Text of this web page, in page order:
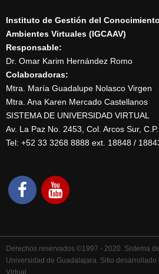
Instituto de Gestión del
Ambientes Virtuales (IGCAAV)
Responsable:
Dr. Omar Karim Hernández Romo
Colaboradoras:
Mtra. María Guadalupe Nolasco Virgen
Mtra. Ana Karen Mercado Castellanos
SISTEMA DE UNIVERSIDAD VIRTUAL
Av. La Paz No. 2453, Col. Arcos Sur,
Tel: +52 33 3268 8888‏ ext.
Derechos reservados ©1997 - 2020. Sistema
Universidad de Guadalajara. Sitio
Virtual